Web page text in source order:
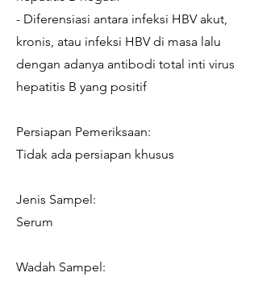
- Diferensiasi antara infeksi HBV akut,
kronis, atau infeksi HBV di masa lalu
dengan adanya antibodi total inti virus
hepatitis B yang positif
Persiapan Pemeriksaan:
Tidak ada persiapan khusus
Jenis Sampel:
Serum
Wadah Sampel: